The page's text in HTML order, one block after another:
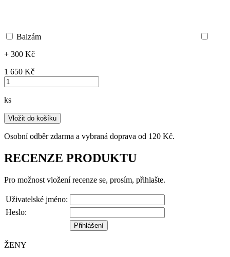
Balzám
+ 300 Kč
1 650 ‎Kč
ks
Vložit do košíku
Osobní odběr zdarma a vybraná doprava od 120 Kč.
RECENZE PRODUKTU
Pro možnost vložení recenze se, prosím, přihlašte.
Uživatelské jméno:
Heslo:
ŽENY